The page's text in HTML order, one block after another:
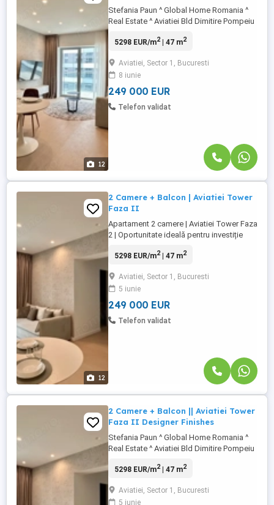
12
Stefania Paun ^ Global Home Romania ^
Real Estate ^ Aviatiei Bld Dimitire Pompeiu
minute de mers pe jos de stația de metrou
Mall și de cele mai importante centre de
business din nordul Capitalei (Sky Tower,
Globalworth, ...
5298 EUR/m2| 47 m2
Aviatiei, Sector 1, Bucuresti
8 iunie
249 000 EUR
Telefon validat
12
2 Camere + Balcon | Aviatiei Tower
Faza II
Apartament 2 camere | Aviatiei Tower Faza
2 | Oportunitate ideală pentru investiție
de stația de metrou Aurel Vlaicu, la câțiva
importante centre de business din nordul
Capitalei (Sky Tower, Globalworth, Oregon
Park, Nusco), ...
5298 EUR/m2| 47 m2
Aviatiei, Sector 1, Bucuresti
5 iunie
249 000 EUR
Telefon validat
2 Camere + Balcon || Aviatiei Tower
Faza II Designer Finishes
Stefania Paun ^ Global Home Romania ^
Real Estate ^ Aviatiei Bld Dimitire Pompeiu
minute de mers pe jos de stația de metrou
Mall și de cele mai importante centre de
5298 EUR/m2| 47 m2
Aviatiei, Sector 1, Bucuresti
5 iunie